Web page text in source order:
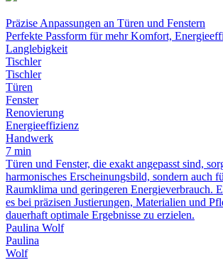
Präzise Anpassungen an Türen und Fenstern
Perfekte Passform für mehr Komfort,
Langlebigkeit
Tischler
Tischler
Türen
Fenster
Renovierung
Energieeffizienz
Handwerk
7 min
Türen und Fenster, die exakt angepasst sind,
harmonisches Erscheinungsbild, sondern auch
Raumklima und geringeren Energieverbrauch.
es bei präzisen Justierungen, Materialien und
dauerhaft optimale Ergebnisse zu erzielen.
Paulina Wolf
Paulina
Wolf